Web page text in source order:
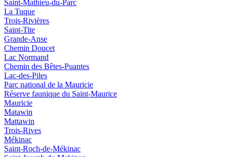
Saint-Mathieu-du-Parc
La Tuque
Trois-Rivières
Saint-Tite
Grande-Anse
Chemin Doucet
Lac Normand
Chemin des Bêtes-Puantes
Lac-des-Piles
Parc national de la Mauricie
Réserve faunique du Saint‑Maurice
Mauricie
Matawin
Mattawin
Trois-Rives
Mékinac
Saint-Roch-de-Mékinac